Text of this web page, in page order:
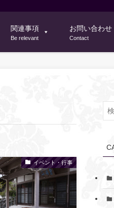
関連事項
Be relevant
お問い合わせ
Contact
イベント・行事